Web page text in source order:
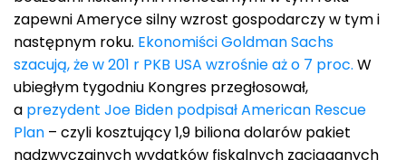
zapewni Ameryce silny wzrost gospodarczy w tym i
następnym roku. Ekonomiści Goldman Sachs
szacują, że w 201 r PKB USA wzrośnie aż o 7 proc. W
ubiegłym tygodniu Kongres przegłosował,
a prezydent Joe Biden podpisał American Rescue
Plan – czyli kosztujący 1,9 biliona dolarów pakiet
nadzwyczajnych wydatków fiskalnych zaciąganych